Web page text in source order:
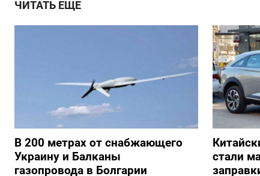
ЧИТАТЬ ЕЩЕ
В 200 метрах от снабжающего
Украину и Балканы
газопровода в Болгарии
стали